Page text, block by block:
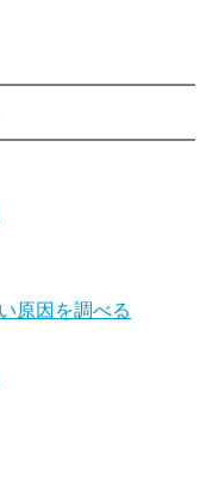
原因を調べる